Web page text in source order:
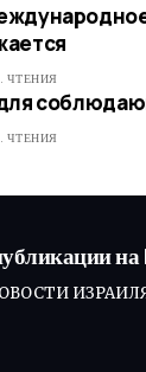
ЧТЕНИЯ
ЧТЕНИЯ
на